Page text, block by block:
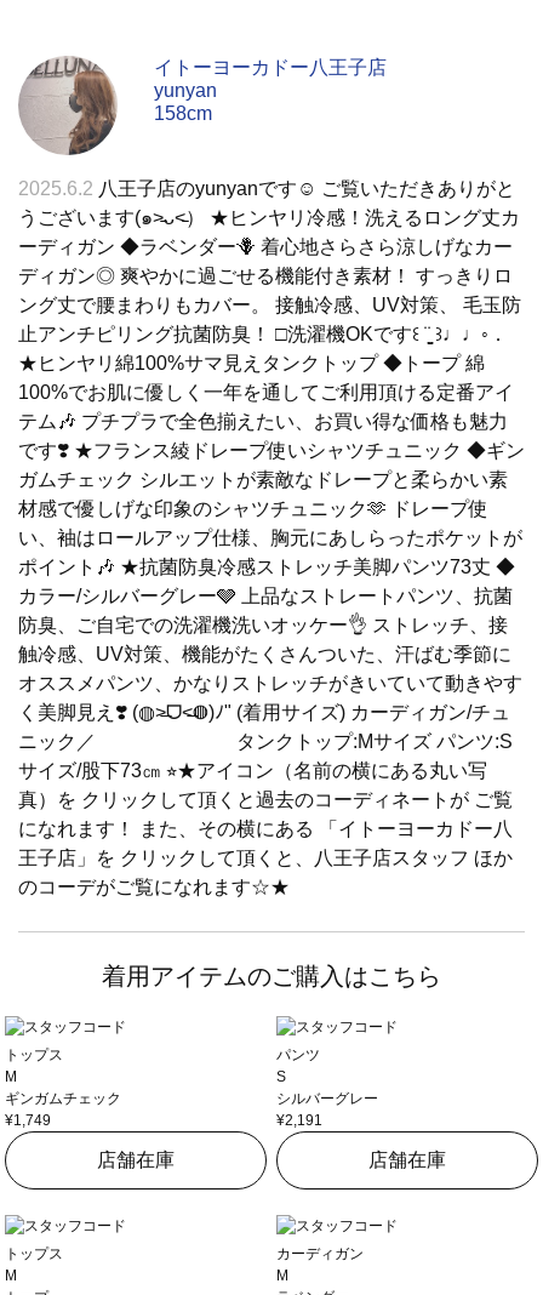
イトーヨーカドー八王子店
yunyan
158cm
2025.6.2 八王子店のyunyanです☺︎ ご覧いただきありがと
うございます(๑˃̵ᴗ˂̵） ★ヒンヤリ冷感！洗えるロング丈カ
ーディガン ◆ラベンダー🪻 着心地さらさら涼しげなカー
ディガン◎ 爽やかに過ごせる機能付き素材！ すっきりロ
ング丈で腰まわりもカバー。 接触冷感、UV対策、 毛玉防
止アンチピリング抗菌防臭！ □洗濯機OKです꒰ ¨̮͚ ꒱♩♩◦．
★ヒンヤリ綿100%サマ見えタンクトップ ◆トープ 綿
100%でお肌に優しく一年を通してご利用頂ける定番アイ
テム🎶 プチプラで全色揃えたい、お買い得な価格も魅力
です❣️ ★フランス綾ドレープ使いシャツチュニック ◆ギン
ガムチェック シルエットが素敵なドレープと柔らかい素
材感で優しげな印象のシャツチュニック🫶 ドレープ使
い、袖はロールアップ仕様、胸元にあしらったポケットが
ポイント🎶 ★抗菌防臭冷感ストレッチ美脚パンツ73丈 ◆
カラー/シルバーグレー🩶 上品なストレートパンツ、抗菌
防臭、ご自宅での洗濯機洗いオッケー👌 ストレッチ、接
触冷感、UV対策、機能がたくさんついた、汗ばむ季節に
オススメパンツ、かなりストレッチがきいていて動きやす
く美脚見え❣️ (◍˃̶ᗜ˂̶◍)ﾉ" (着用サイズ) カーディガン/チュ
ニック／ タンクトップ:Mサイズ パンツ:S
サイズ/股下73㎝ ⭐︎★アイコン（名前の横にある丸い写
真）を クリックして頂くと過去のコーディネートが ご覧
になれます！ また、その横にある 「イトーヨーカドー八
王子店」を クリックして頂くと、八王子店スタッフ ほか
のコーデがご覧になれます☆★
着用アイテムのご購入はこちら
トップス
M
ギンガムチェック
¥1,749
店舗在庫
パンツ
S
シルバーグレー
¥2,191
店舗在庫
トップス
M
カーディガン
M